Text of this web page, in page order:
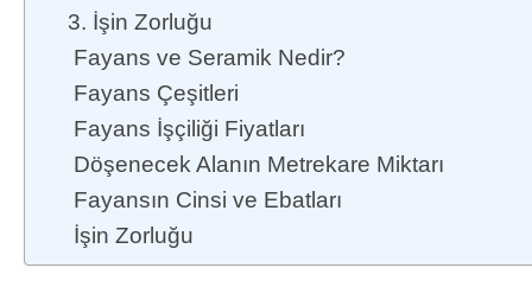
3. İşin Zorluğu
Fayans ve Seramik Nedir?
Fayans Çeşitleri
Fayans İşçiliği Fiyatları
Döşenecek Alanın Metrekare Miktarı
Fayansın Cinsi ve Ebatları
İşin Zorluğu